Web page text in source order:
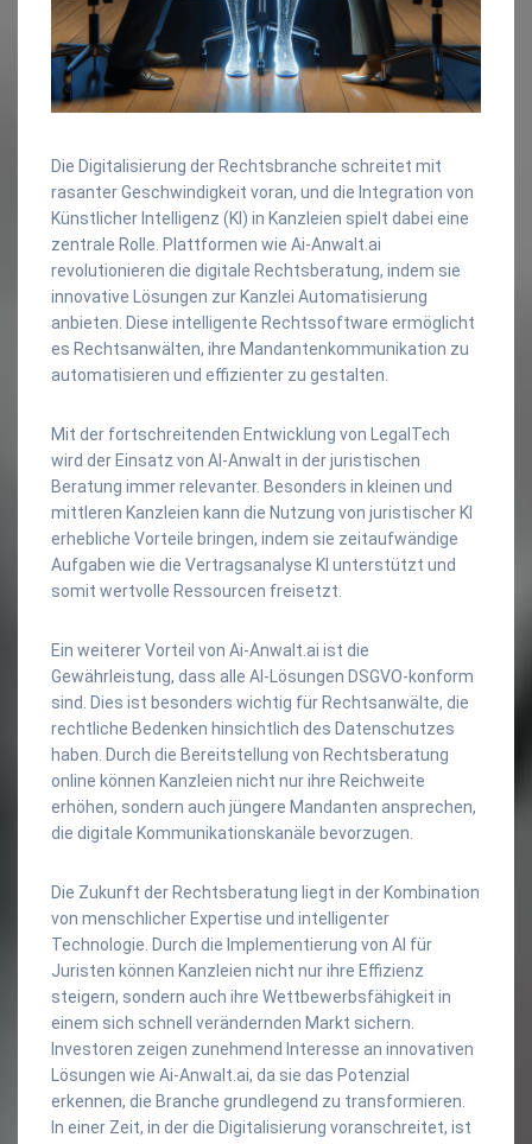
Die Digitalisierung der Rechtsbranche schreitet mit
rasanter Geschwindigkeit voran, und die Integration von
Künstlicher Intelligenz (KI) in Kanzleien spielt dabei eine
zentrale Rolle. Plattformen wie Ai-Anwalt.ai
revolutionieren die digitale Rechtsberatung, indem sie
innovative Lösungen zur Kanzlei Automatisierung
anbieten. Diese intelligente Rechtssoftware ermöglicht
es Rechtsanwälten, ihre Mandantenkommunikation zu
automatisieren und effizienter zu gestalten.
Mit der fortschreitenden Entwicklung von LegalTech
wird der Einsatz von AI-Anwalt in der juristischen
Beratung immer relevanter. Besonders in kleinen und
mittleren Kanzleien kann die Nutzung von juristischer KI
erhebliche Vorteile bringen, indem sie zeitaufwändige
Aufgaben wie die Vertragsanalyse KI unterstützt und
somit wertvolle Ressourcen freisetzt.
Ein weiterer Vorteil von Ai-Anwalt.ai ist die
Gewährleistung, dass alle AI-Lösungen DSGVO-konform
sind. Dies ist besonders wichtig für Rechtsanwälte, die
rechtliche Bedenken hinsichtlich des Datenschutzes
haben. Durch die Bereitstellung von Rechtsberatung
online können Kanzleien nicht nur ihre Reichweite
erhöhen, sondern auch jüngere Mandanten ansprechen,
die digitale Kommunikationskanäle bevorzugen.
Die Zukunft der Rechtsberatung liegt in der Kombination
von menschlicher Expertise und intelligenter
Technologie. Durch die Implementierung von AI für
Juristen können Kanzleien nicht nur ihre Effizienz
steigern, sondern auch ihre Wettbewerbsfähigkeit in
einem sich schnell verändernden Markt sichern.
Investoren zeigen zunehmend Interesse an innovativen
Lösungen wie Ai-Anwalt.ai, da sie das Potenzial
erkennen, die Branche grundlegend zu transformieren.
In einer Zeit, in der die Digitalisierung voranschreitet, ist